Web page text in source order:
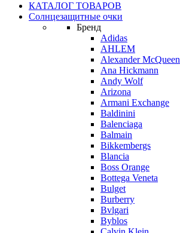
КАТАЛОГ ТОВАРОВ
Солнцезащитные очки
Бренд
Adidas
AHLEM
Alexander McQueen
Ana Hickmann
Andy Wolf
Arizona
Armani Exchange
Baldinini
Balenciaga
Balmain
Bikkembergs
Blancia
Boss Orange
Bottega Veneta
Bulget
Burberry
Bvlgari
Byblos